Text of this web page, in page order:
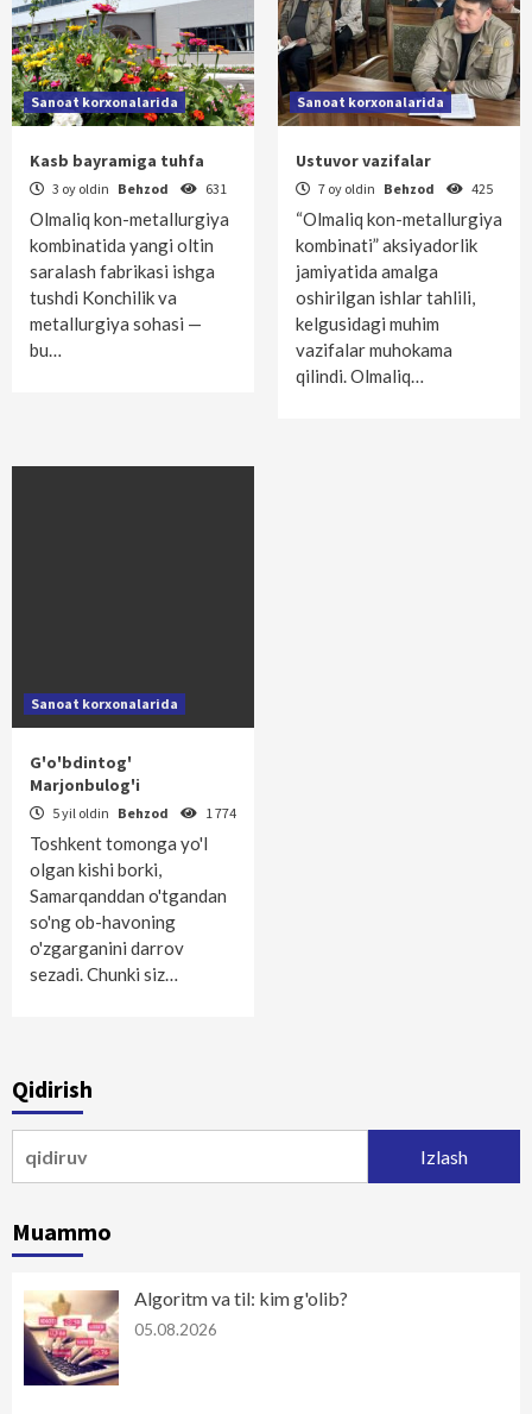
Sanoat korxonalarida
Kasb bayramiga tuhfa
3 oy oldin Behzod 631
Olmaliq kon-metallurgiya
kombinatida yangi oltin
saralash fabrikasi ishga
tushdi Konchilik va
metallurgiya sohasi —
bu…
Sanoat korxonalarida
Ustuvor vazifalar
7 oy oldin Behzod 425
“Olmaliq kon-metallurgiya
kombinati” aksiyadorlik
jamiyatida amalga
oshirilgan ishlar tahlili,
kelgusidagi muhim
vazifalar muhokama
qilindi. Olmaliq…
Sanoat korxonalarida
G'o'bdintog'
Marjonbulog'i
5 yil oldin Behzod 1 774
Toshkent tomonga yo'l
olgan kishi borki,
Samarqanddan o'tgandan
so'ng ob-havoning
o'zgarganini darrov
sezadi. Chunki siz…
Qidirish
Muammo
Algoritm va til: kim g'olib?
05.08.2026